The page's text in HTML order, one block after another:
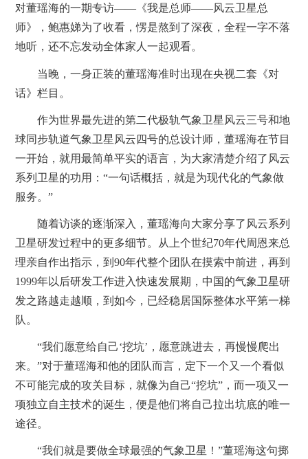
对董瑶海的一期专访——《我是总师——风云卫星总
师》，鲍惠娣为了收看，愣是熬到了深夜，全程一字不落
地听，还不忘发动全体家人一起观看。
当晚，一身正装的董瑶海准时出现在央视二套《对
话》栏目。
作为世界最先进的第二代极轨气象卫星风云三号和地
球同步轨道气象卫星风云四号的总设计师，董瑶海在节目
一开始，就用最简单平实的语言，为大家清楚介绍了风云
系列卫星的功用：“一句话概括，就是为现代化的气象做
服务。”
随着访谈的逐渐深入，董瑶海向大家分享了风云系列
卫星研发过程中的更多细节。从上个世纪70年代周恩来总
理亲自作出指示，到90年代整个团队在摸索中前进，再到
1999年以后研发工作进入快速发展期，中国的气象卫星研
发之路越走越顺，到如今，已经稳居国际整体水平第一梯
队。
“我们愿意给自己‘挖坑’，愿意跳进去，再慢慢爬出
来。”对于董瑶海和他的团队而言，定下一个又一个看似
不可能完成的攻关目标，就像为自己“挖坑”，而一项又一
项独立自主技术的诞生，便是他们将自己拉出坑底的唯一
途径。
“我们就是要做全球最强的气象卫星！”董瑶海这句掷